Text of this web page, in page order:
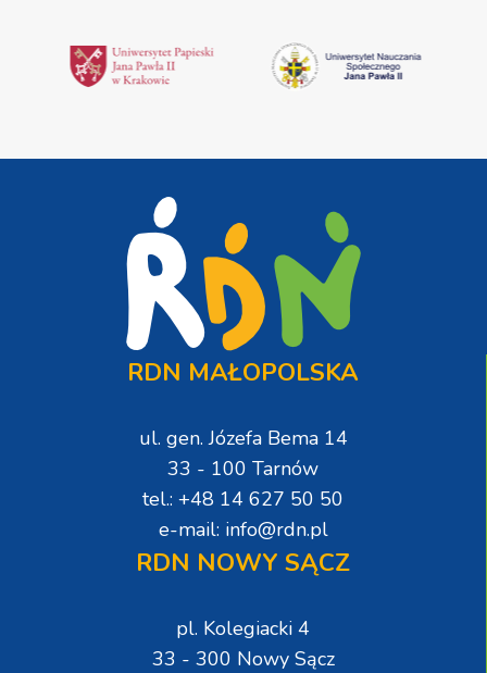
RDN MAŁOPOLSKA
ul. gen. Józefa Bema 14
33 - 100 Tarnów
tel.: +48 14 627 50 50
e-mail: info@rdn.pl
RDN NOWY SĄCZ
pl. Kolegiacki 4
33 - 300 Nowy Sącz